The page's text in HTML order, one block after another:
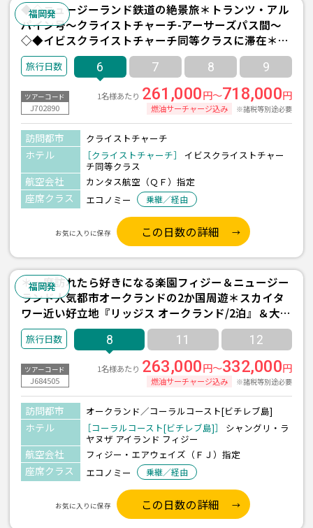
福岡発
◆◇ニュージーランド鉄道の絶景旅＊トランツ・アル
パイン号～クライストチャーチ-アーサーズパス間～
◇◆イビスクライストチャーチ同等クラスに滞在＊福
岡発東京経由／カンタス航空利用 クライストチャーチ
6日間
6 7 8 9
ツアーコード
J702890
1名様あたり 261,000円～718,000円
燃油サーチャージ込み ※諸税等別途必要
訪問都市 クライストチャーチ
ホテル ［クライストチャーチ］
イビスクライストチャー
チ同等クラス
航空会社 カンタス航空（ＱＦ）指定
座席クラス エコノミー 乗継／経由
お気に入りに保存 この日数の詳細
福岡発
＊一度訪れたら好きになる楽園フィジー＆ニュージー
ランド人気都市オークランドの2か国周遊＊スカイタ
ワー近い好立地『リッジス オークランド/2泊』＆大型
リゾート『シャングリ・ラ ヤヌザ アイランド/3泊(朝
食付き)』宿泊 8日間 ＜フィジーエアウェイズ利用/福
8 11 12
ツアーコード
J684505
1名様あたり 263,000円～332,000円
燃油サーチャージ込み ※諸税等別途必要
訪問都市 オークランド／コーラルコースト[ビチレブ島]
ホテル ［コーラルコースト[ビチレブ島]］
シャングリ・ラ
ヤヌザ アイランド フィジー
航空会社 フィジー・エアウェイズ（ＦＪ）指定
座席クラス エコノミー 乗継／経由
お気に入りに保存 この日数の詳細